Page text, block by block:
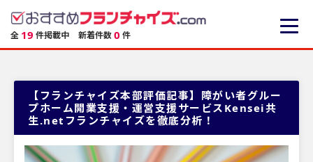
全 19 件掲載中 新着件数0 件
【フランチャイズ本部評価記事】障がい者グルー
プホーム開業支援・運営支援サービスKensei共
生.netフランチャイズを徹底分析！